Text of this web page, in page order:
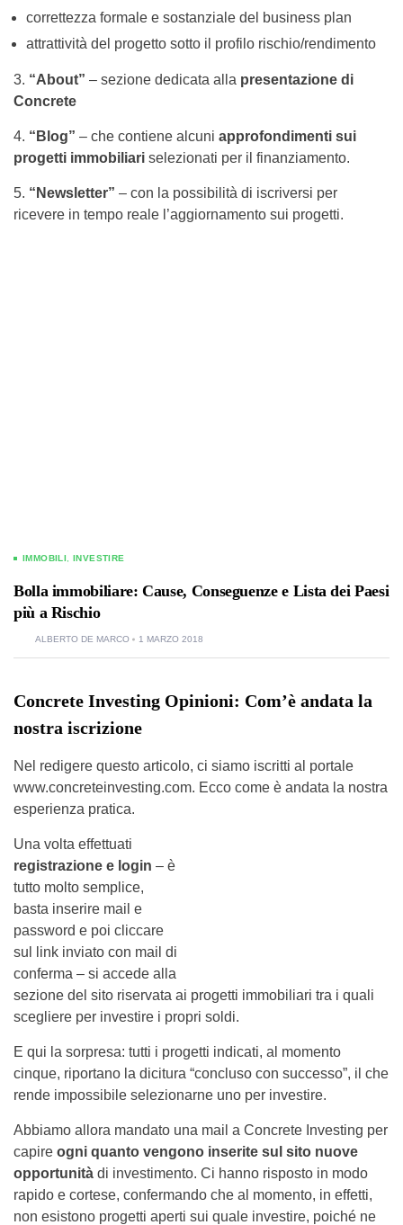
correttezza formale e sostanziale del business plan
attrattività del progetto sotto il profilo rischio/rendimento
3. “About” – sezione dedicata alla presentazione di
Concrete
4. “Blog” – che contiene alcuni approfondimenti sui
progetti immobiliari selezionati per il finanziamento.
5. “Newsletter” – con la possibilità di iscriversi per
ricevere in tempo reale l’aggiornamento sui progetti.
IMMOBILI INVESTIRE
Bolla immobiliare: Cause, Conseguenze e Lista dei Paesi
più a Rischio
ALBERTO DE MARCO 1 MARZO 2018
Concrete Investing Opinioni: Com’è andata la
nostra iscrizione
Nel redigere questo articolo, ci siamo iscritti al portale
www.concreteinvesting.com. Ecco come è andata la nostra
esperienza pratica.
Una volta effettuati
registrazione e login – è
tutto molto semplice,
basta inserire mail e
password e poi cliccare
sul link inviato con mail di
conferma – si accede alla
sezione del sito riservata ai progetti immobiliari tra i quali
scegliere per investire i propri soldi.
E qui la sorpresa: tutti i progetti indicati, al momento
cinque, riportano la dicitura “concluso con successo”, il che
rende impossibile selezionarne uno per investire.
Abbiamo allora mandato una mail a Concrete Investing per
capire ogni quanto vengono inserite sul sito nuove
opportunità di investimento. Ci hanno risposto in modo
rapido e cortese, confermando che al momento, in effetti,
non esistono progetti aperti sui quale investire, poiché ne